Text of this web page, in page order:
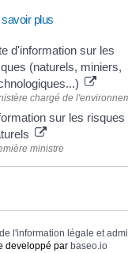
plus
d'information sur les
(naturels, miniers,
chargé de
sur les risques
ministre
l'information légale et
developpé par baseo.io